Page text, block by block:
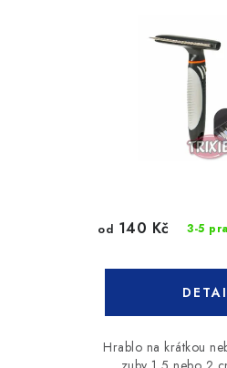
3-5
od 140 Kč
Hrablo na krátkou